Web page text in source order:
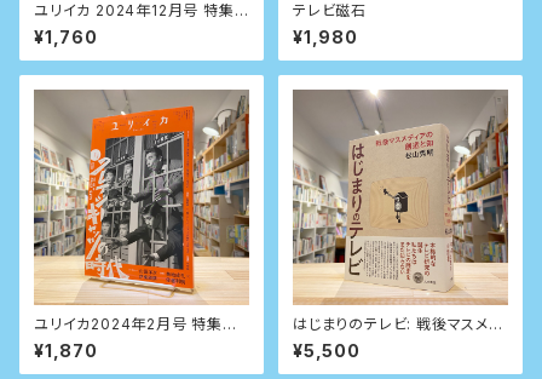
ユリイカ 2024年12月号 特集
＝お笑いと批評
¥1,760
テレビ磁石
¥1,980
ユリイカ2024年2月号 特集＝
クレイジーキャッツの時代
¥1,870
はじまりのテレビ: 戦後マスメデ
ィアの創造と知
¥5,500